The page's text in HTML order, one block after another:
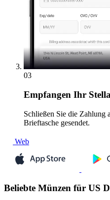
03
Empfangen Ihr
Schließen Sie die
Brieftasche gesendet.
Web
Beliebte Münzen für US